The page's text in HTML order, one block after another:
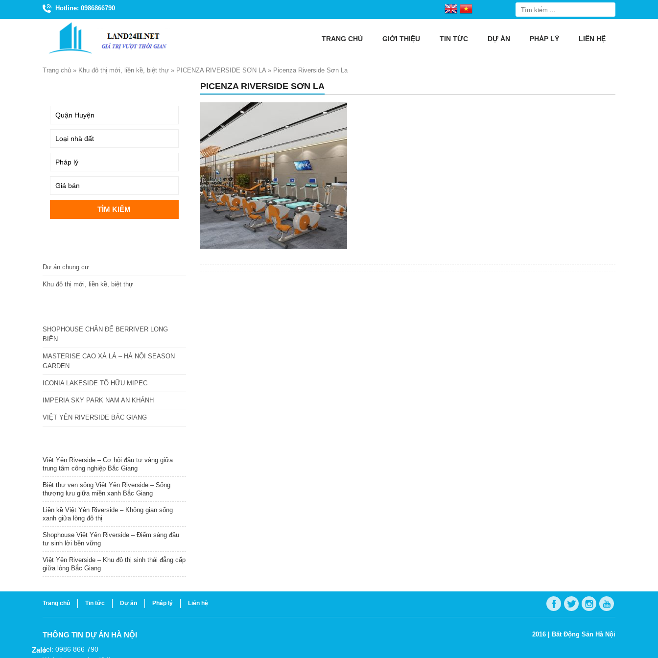
Hotline: 0986866790
TRANG CHỦ GIỚI THIỆU TIN TỨC DỰ ÁN PHÁP LÝ LIÊN HỆ
Trang chủ » Khu đô thị mới, liền kề, biệt thự » PICENZA RIVERSIDE SƠN LA» Picenza Riverside Sơn La
PICENZA RIVERSIDE SƠN LA
Dự án chung cư
Khu đô thị mới, liền kề, biệt thự
SHOPHOUSE CHÂN ĐẾ BERRIVER LONG
BIÊN
MASTERISE CAO XÀ LÁ – HÀ NỘI SEASON
GARDEN
ICONIA LAKESIDE TỐ HỮU MIPEC
IMPERIA SKY PARK NAM AN KHÁNH
VIỆT YÊN RIVERSIDE BẮC GIANG
Việt Yên Riverside – Cơ hội đầu tư vàng giữa
trung tâm công nghiệp Bắc Giang
Biệt thự ven sông Việt Yên Riverside – Sống
thượng lưu giữa miền xanh Bắc Giang
Liền kề Việt Yên Riverside – Không gian sống
xanh giữa lòng đô thị
Shophouse Việt Yên Riverside – Điểm sáng đầu
tư sinh lời bền vững
Việt Yên Riverside – Khu đô thị sinh thái đẳng cấp
giữa lòng Bắc Giang
Trang chủ Tin tức Dự án Pháp lý Liên hệ
THÔNG TIN DỰ ÁN HÀ NỘI
Tel: 0986 866 790
2016 | Bất Động Sản Hà Nội
Zalo